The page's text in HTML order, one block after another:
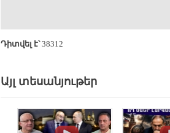
Դիտվել է՝38312
Այլ տեսանյութեր
. .